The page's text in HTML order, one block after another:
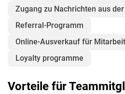
Zugang zu Nachrichten aus
Referral-Programm
Online-Ausverkauf für
Loyalty programme
Vorteile für